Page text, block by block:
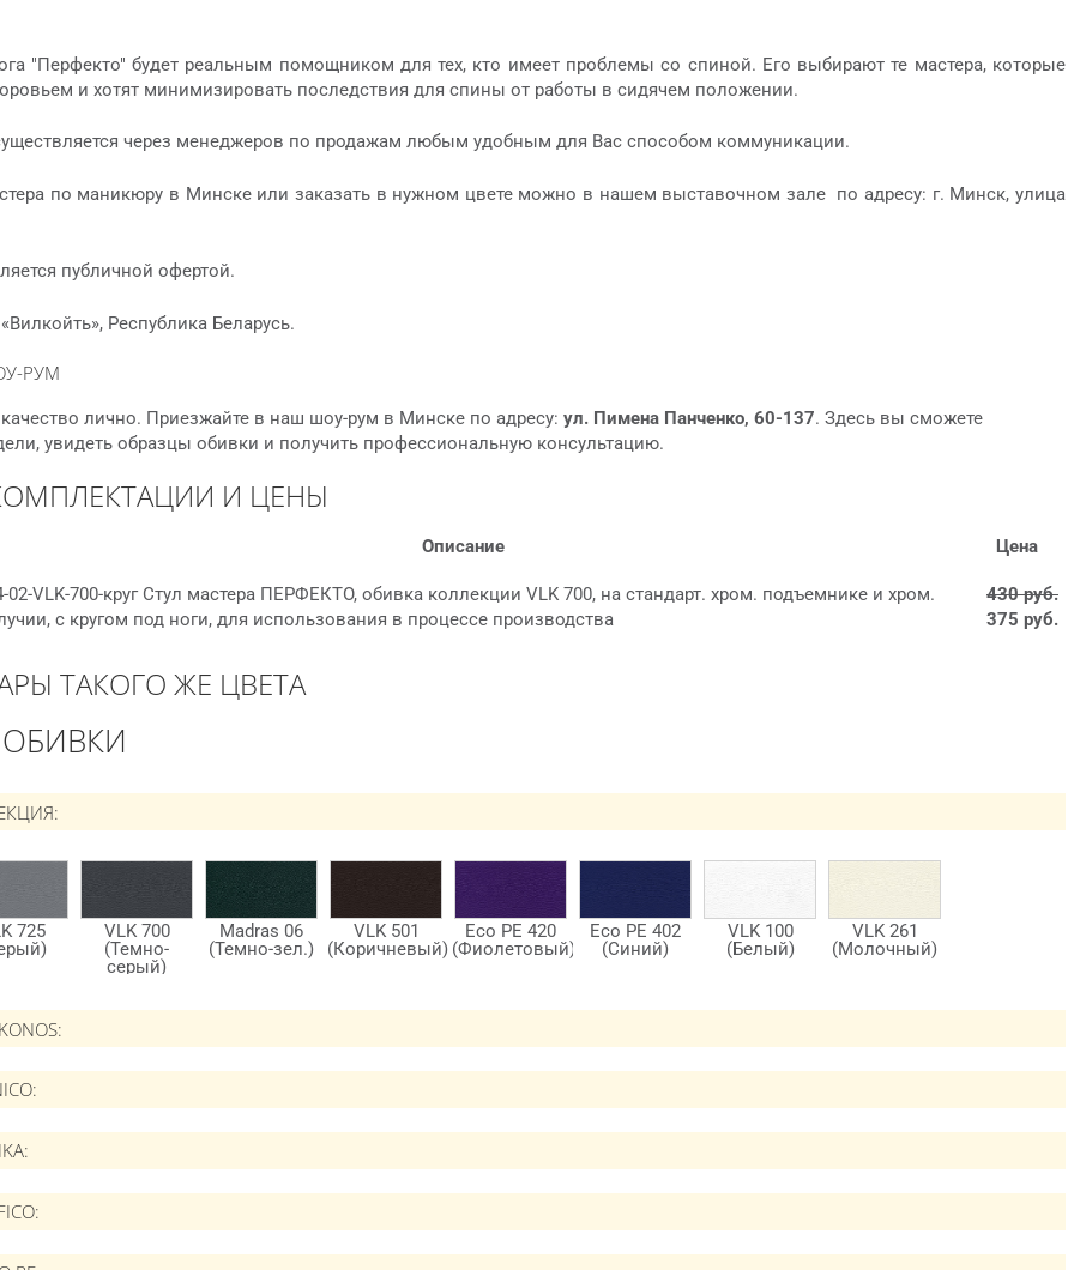
"Перфекто" будет реальным помощником для тех, кто имеет проблемы со спиной. Его выбирают те мастера, которые
и хотят минимизировать последствия для спины от работы в сидячем положении.
через менеджеров по продажам любым удобным для Вас способом коммуникации.
по маникюру в Минске или заказать в нужном цвете можно в нашем выставочном зале по адресу: г. Минск, улица
публичной офертой.
Республика Беларусь.
РУМ
лично. Приезжайте в наш шоу-рум в Минске по адресу: ул. Пимена Панченко, 60-137. Здесь вы сможете
увидеть образцы обивки и получить профессиональную консультацию.
И ЦЕНЫ
Описание Цена
VLK-700-круг Стул мастера ПЕРФЕКТО, обивка коллекции VLK 700, на стандарт. хром. подъемнике и хром.
с кругом под ноги, для использования в процессе производства
430 руб.
375 руб.
ТАКОГО ЖЕ ЦВЕТА